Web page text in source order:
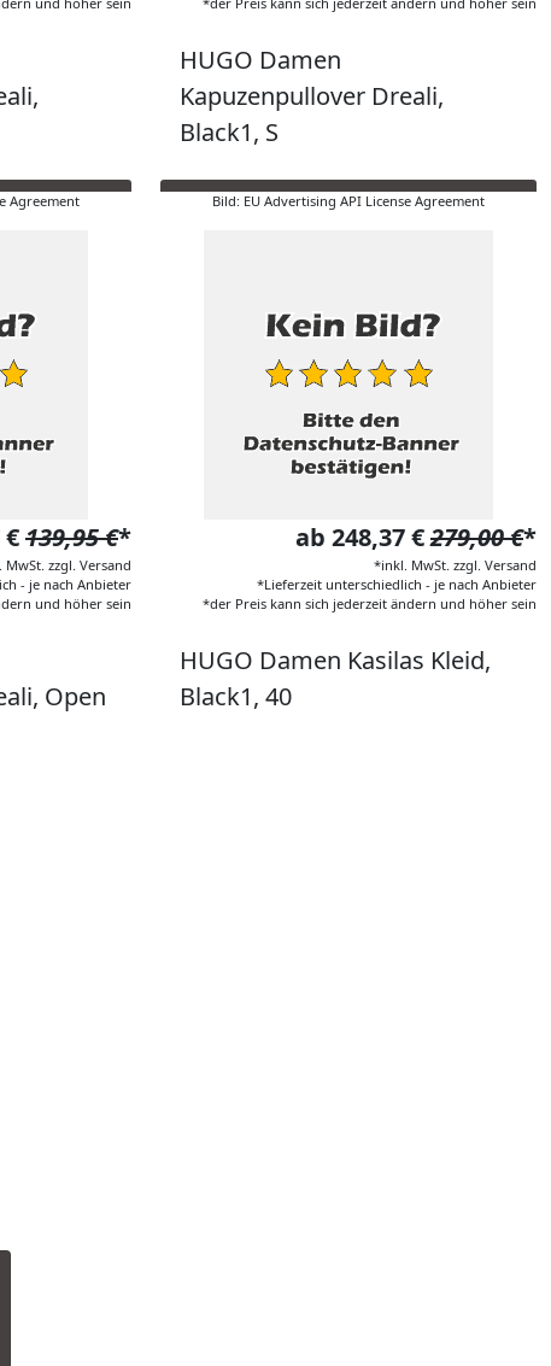
HUGO Damen
Kapuzenpullover Dreali,
Black1, S
Agreement
€139,95 €*
zzgl. Versand
- je nach Anbieter
und höher sein
Open
Bild: EU Advertising API License Agreement
ab 248,37 €279,00 €*
*inkl. MwSt. zzgl. Versand
*Lieferzeit unterschiedlich - je nach Anbieter
*der Preis kann sich jederzeit ändern und höher sein
HUGO Damen Kasilas Kleid,
Black1, 40